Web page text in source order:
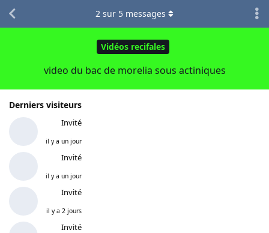
Vidéos recifales
video du bac de morelia sous actiniques
Derniers visiteurs
Invité
il y a un jour
Invité
il y a un jour
Invité
il y a 2 jours
Invité
2 sur 5 messages